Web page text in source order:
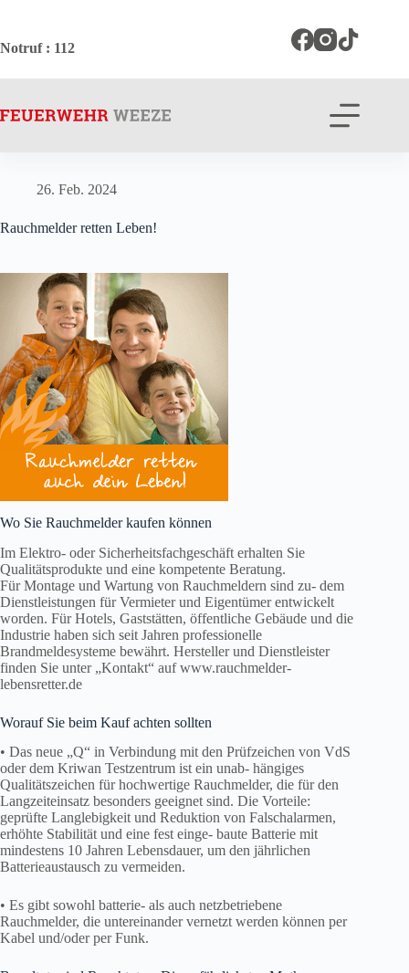
springen
Notruf: 112
26. Feb. 2024
Rauchmelder retten Leben!
Wo Sie Rauchmelder kaufen können
Im Elektro- oder Sicherheitsfachgeschäft erhalten Sie
Qualitätsprodukte und eine kompetente Beratung.
Für Montage und Wartung von Rauchmeldern sind zu- dem
Dienstleistungen für Vermieter und Eigentümer entwickelt
worden. Für Hotels, Gaststätten, öffentliche Gebäude und die
Industrie haben sich seit Jahren professionelle
Brandmeldesysteme bewährt. Hersteller und Dienstleister
finden Sie unter „Kontakt“ auf www.rauchmelder-
lebensretter.de
Worauf Sie beim Kauf achten sollten
• Das neue „Q“ in Verbindung mit den Prüfzeichen von VdS
oder dem Kriwan Testzentrum ist ein unab- hängiges
Qualitätszeichen für hochwertige Rauchmelder, die für den
Langzeiteinsatz besonders geeignet sind. Die Vorteile:
geprüfte Langlebigkeit und Reduktion von Falschalarmen,
erhöhte Stabilität und eine fest einge- baute Batterie mit
mindestens 10 Jahren Lebensdauer, um den jährlichen
Batterieaustausch zu vermeiden.
• Es gibt sowohl batterie- als auch netzbetriebene
Rauchmelder, die untereinander vernetzt werden können per
Kabel und/oder per Funk.